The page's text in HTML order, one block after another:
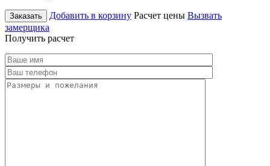
Заказать Добавить в корзину Расчет цены Вызвать
замерщика
Получить расчет